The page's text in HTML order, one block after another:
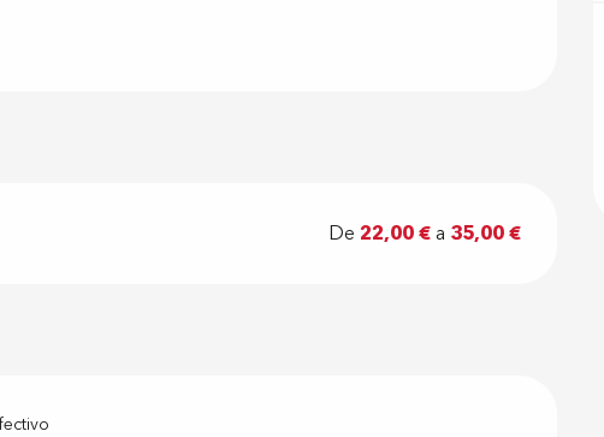
De22,00 €a 35,00 €